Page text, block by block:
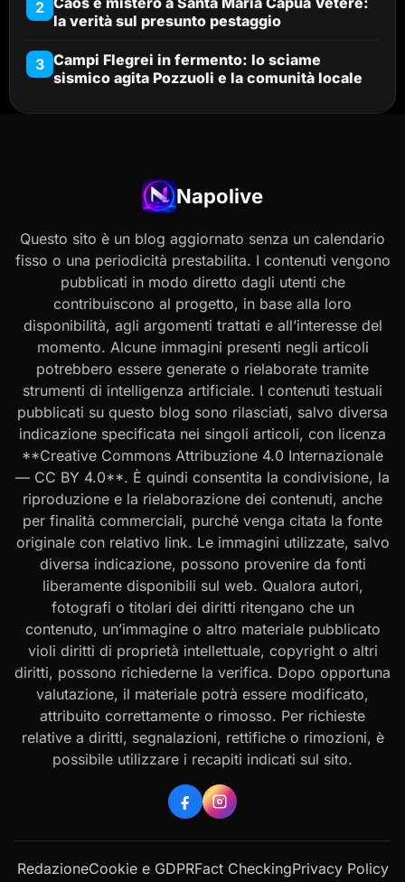
2
la verità sul presunto pestaggio
3 Campi Flegrei in fermento: lo sciame
sismico agita Pozzuoli e la comunità locale
Napolive
Questo sito è un blog aggiornato senza un calendario
fisso o una periodicità prestabilita. I contenuti vengono
pubblicati in modo diretto dagli utenti che
contribuiscono al progetto, in base alla loro
disponibilità, agli argomenti trattati e all’interesse del
momento. Alcune immagini presenti negli articoli
potrebbero essere generate o rielaborate tramite
strumenti di intelligenza artificiale. I contenuti testuali
pubblicati su questo blog sono rilasciati, salvo diversa
indicazione specificata nei singoli articoli, con licenza
**Creative Commons Attribuzione 4.0 Internazionale
— CC BY 4.0**. È quindi consentita la condivisione, la
riproduzione e la rielaborazione dei contenuti, anche
per finalità commerciali, purché venga citata la fonte
originale con relativo link. Le immagini utilizzate, salvo
diversa indicazione, possono provenire da fonti
liberamente disponibili sul web. Qualora autori,
fotografi o titolari dei diritti ritengano che un
contenuto, un’immagine o altro materiale pubblicato
violi diritti di proprietà intellettuale, copyright o altri
diritti, possono richiederne la verifica. Dopo opportuna
valutazione, il materiale potrà essere modificato,
attribuito correttamente o rimosso. Per richieste
relative a diritti, segnalazioni, rettifiche o rimozioni, è
possibile utilizzare i recapiti indicati sul sito.
RedazioneCookie e GDPRFact CheckingPrivacy Policy